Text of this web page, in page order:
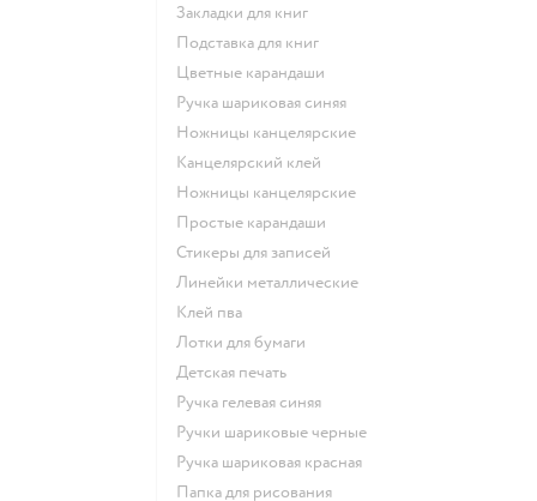
Закладки для книг
Подставка для книг
Цветные карандаши
Ручка шариковая синяя
Ножницы канцелярские
Канцелярский клей
Ножницы канцелярские
Простые карандаши
Стикеры для записей
Линейки металлические
Клей пва
Лотки для бумаги
Детская печать
Ручка гелевая синяя
Ручки шариковые черные
Ручка шариковая красная
Папка для рисования